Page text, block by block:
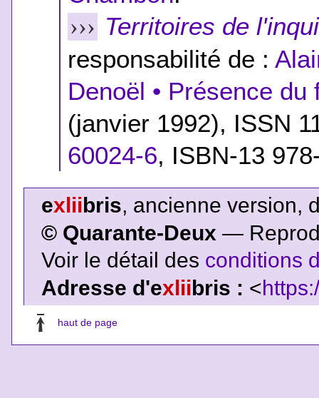
››› Territoires de
responsabilité de :
Denoël • Présence du
(janvier 1992), ISSN
60024-6, ISBN-13
exliibris, ancienne version,
© Quarante-Deux —
Voir le détail des conditions
Adresse d'exlii bris : <
haut de page